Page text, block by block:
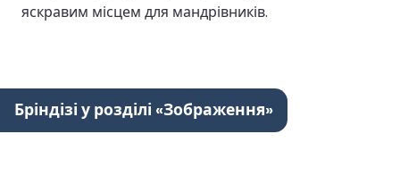
яскравим місцем для мандрівників.
Бріндізі у розділі «Зображення»